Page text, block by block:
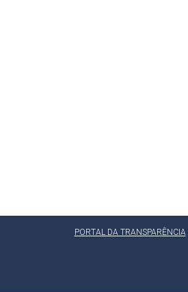
PORTAL DA TRANSPARÊNCIA